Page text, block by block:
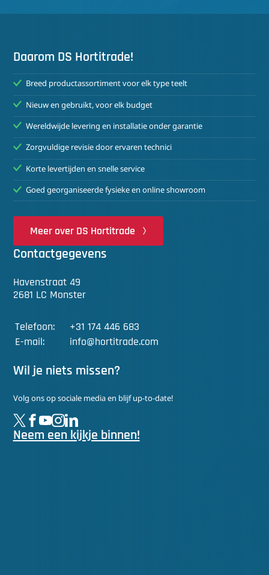
Daarom DS Hortitrade!
Breed productassortiment voor elk type teelt
Nieuw en gebruikt, voor elk budget
Wereldwijde levering en installatie onder garantie
Zorgvuldige revisie door ervaren technici
Korte levertijden en snelle service
Goed georganiseerde fysieke en online showroom
Meer over DS Hortitrade
Contactgegevens
Havenstraat 49
2681 LC Monster
Telefoon:
+31 174 446 683
E-mail:
info@hortitrade.com
Wil je niets missen?
Volg ons op sociale media en blijf up-to-date!
Neem een kijkje binnen!